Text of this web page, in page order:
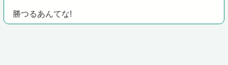
勝つるあんてな!